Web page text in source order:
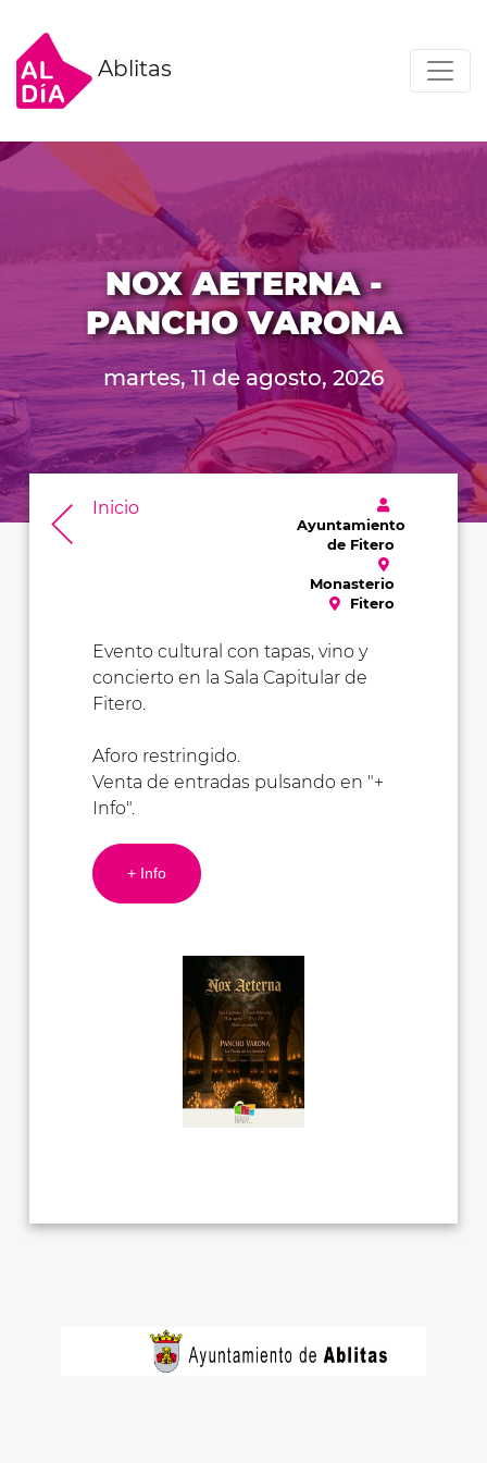
Ablitas
NOX AETERNA -
PANCHO VARONA
martes, 11 de agosto, 2026
Inicio
Ayuntamiento
de Fitero
Monasterio
Fitero
Evento cultural con tapas, vino y
concierto en la Sala Capitular de
Fitero.
Aforo restringido.
Venta de entradas pulsando en "+
Info".
+ Info